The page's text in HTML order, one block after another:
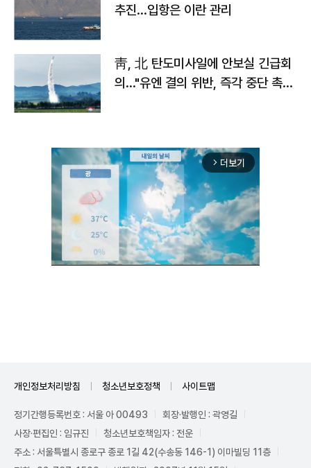
추진…입항은 이란 관리
靑, 北 탄도미사일에 안보실 긴급회
의…"유엔 결의 위반, 즉각 중단 촉
arrow_forward_ios 더보기
개인정보처리방침 청소년보호정책 사이트맵
정기간행등록번호 : 서울 아 00493
회장·발행인 : 곽영길
사장·편집인 : 임규진
청소년보호책임자 : 전운
주소 : 서울특별시 종로구 종로 1길 42(수송동 146-1) 이마빌딩 11층